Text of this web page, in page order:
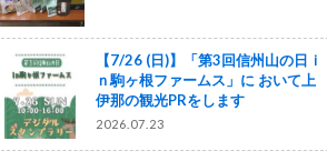
【7/26 (日)】「第3回信州山の日ｉ
ｎ駒ヶ根ファームス」に おいて上
伊那の観光PRをします
2026.07.23